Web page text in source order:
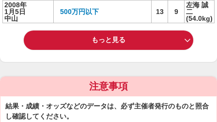
2008年
1月5日
中山
500万円以下 13 9
左海 誠
二
(54.0kg)
もっと見る
注意事項
結果・成績・オッズなどのデータは、必ず主催者発行のものと照合
し確認してください。